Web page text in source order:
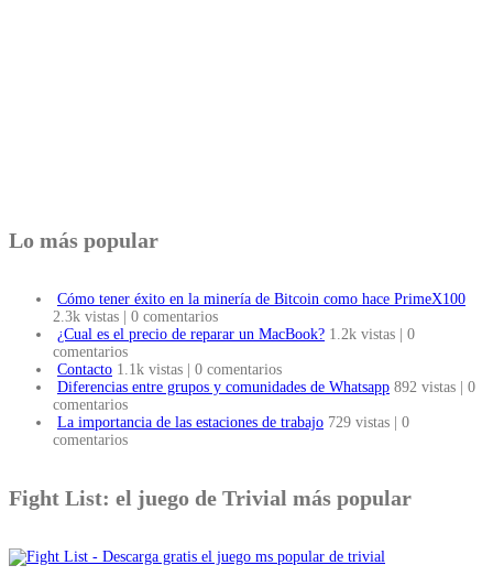
Lo más popular
Cómo tener éxito en la minería de Bitcoin como hace PrimeX100
2.3k vistas
0 comentarios
¿Cual es el precio de reparar un MacBook? 1.2k vistas
0
comentarios
Contacto 1.1k vistas
0 comentarios
Diferencias entre grupos y comunidades de Whatsapp 892 vistas
0
comentarios
La importancia de las estaciones de trabajo 729 vistas
0
comentarios
Fight List: el juego de Trivial más popular